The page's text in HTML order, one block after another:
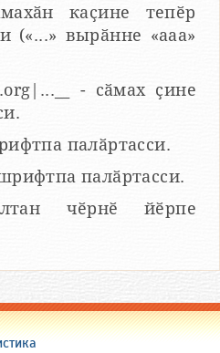
каҫине тепӗр
(«...» вырӑнне «ааа»
- сӑмах ҫине
палӑртасси.
палӑртасси.
чӗрнӗ йӗрпе